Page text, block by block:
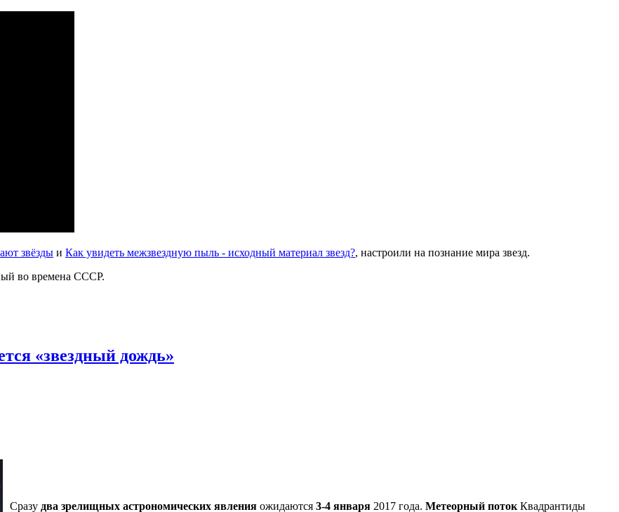
звёзды и Как увидеть межзвездную пыль - исходный материал звезд?, настроили на познание мира звезд.
во времена СССР.
«звездный дождь»
Сразу два зрелищных астрономических явления ожидаются 3-4 января 2017 года. Метеорный поток Квадрантиды